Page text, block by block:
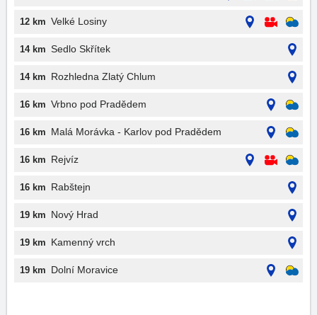
12 km Velké Losiny
14 km Sedlo Skřítek
14 km Rozhledna Zlatý Chlum
16 km Vrbno pod Pradědem
16 km Malá Morávka - Karlov pod Pradědem
16 km Rejvíz
16 km Rabštejn
19 km Nový Hrad
19 km Kamenný vrch
19 km Dolní Moravice